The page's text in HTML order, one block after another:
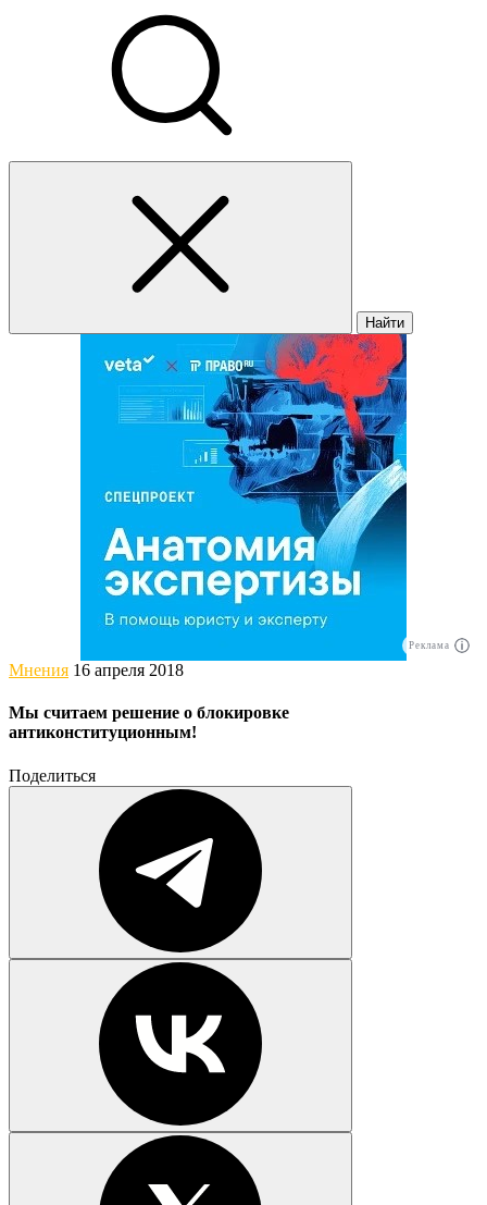
Найти
Реклама
Мнения 16 апреля 2018
Мы считаем решение о блокировке
антиконституционным!
Поделиться